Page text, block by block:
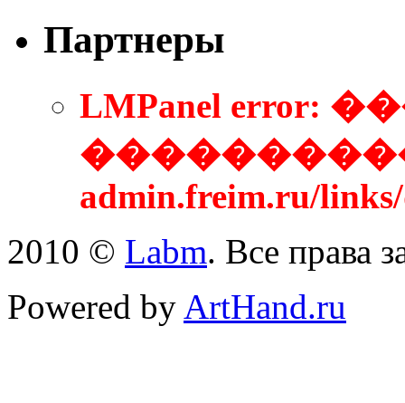
Партнеры
LMPanel
admin.freim.ru/
2010 © Labm. Все права
Powered by ArtHand.ru